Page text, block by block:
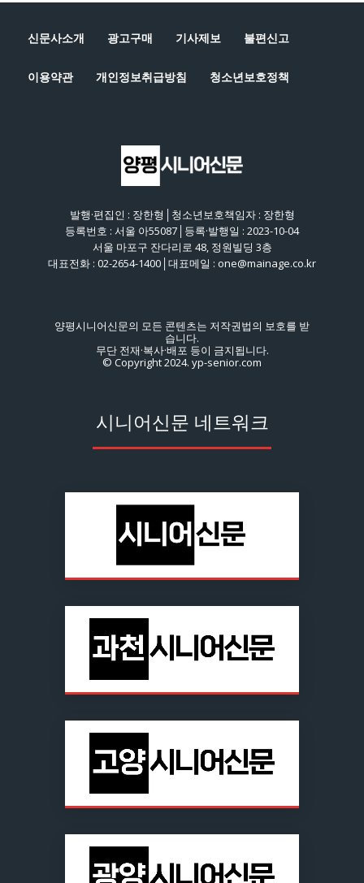
신문사소개 광고구매 기사제보 불편신고
이용약관 개인정보취급방침 청소년보호정책
발행·편집인 : 장한형│청소년보호책임자 : 장한형
등록번호 : 서울 아55087│등록·발행일 : 2023-10-04
서울 마포구 잔다리로 48, 정원빌딩 3층
대표전화 : 02-2654-1400│대표메일 : one@mainage.co.kr
양평시니어신문의 모든 콘텐츠는 저작권법의 보호를 받
습니다.
무단 전재·복사·배포 등이 금지됩니다.
© Copyright 2024. yp-senior.com
시니어신문 네트워크